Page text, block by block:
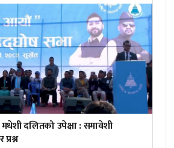
दलितको उपेक्षा : समावेशी